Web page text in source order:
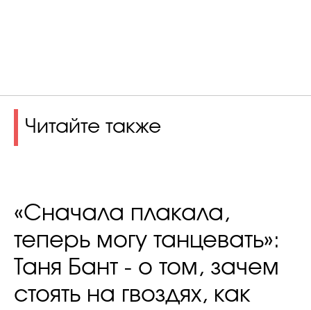
Читайте также
«Сначала плакала,
теперь могу танцевать»:
Таня Бант - о том, зачем
стоять на гвоздях, как